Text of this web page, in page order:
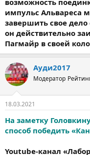
возможность
импульс Альвареса
завершить свое
он действительно
Пагмайр в своей
Ауди2017
Модератор
18.03.2021
На заметку
способ победить
Youtube-канал